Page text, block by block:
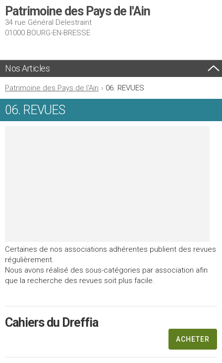
Patrimoine des Pays de l'Ain
34 rue Général Delestraint
01000 BOURG-EN-BRESSE
Nos Articles
Patrimoine des Pays de l'Ain › 06. REVUES
06. REVUES
Certaines de nos associations adhérentes publient des revues
régulièrement.
Nous avons réalisé des sous-catégories par association afin
que la recherche des revues soit plus facile.
Cahiers du Dreffia
ACHETER